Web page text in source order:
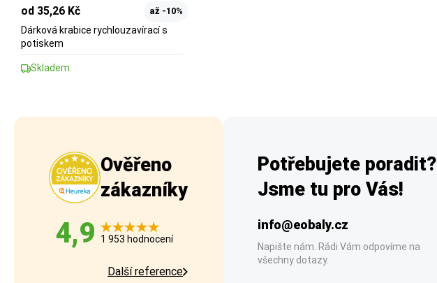
od 35,26 Kč až -10%
Dárková krabice rychlouzavírací s
potiskem
Skladem
Ověřeno
zákazníky
4,9 1 953 hodnocení
Další reference
Potřebujete poradit?
Jsme tu pro Vás!
info@eobaly.cz
Napište nám. Rádi Vám odpovíme na
všechny dotazy.